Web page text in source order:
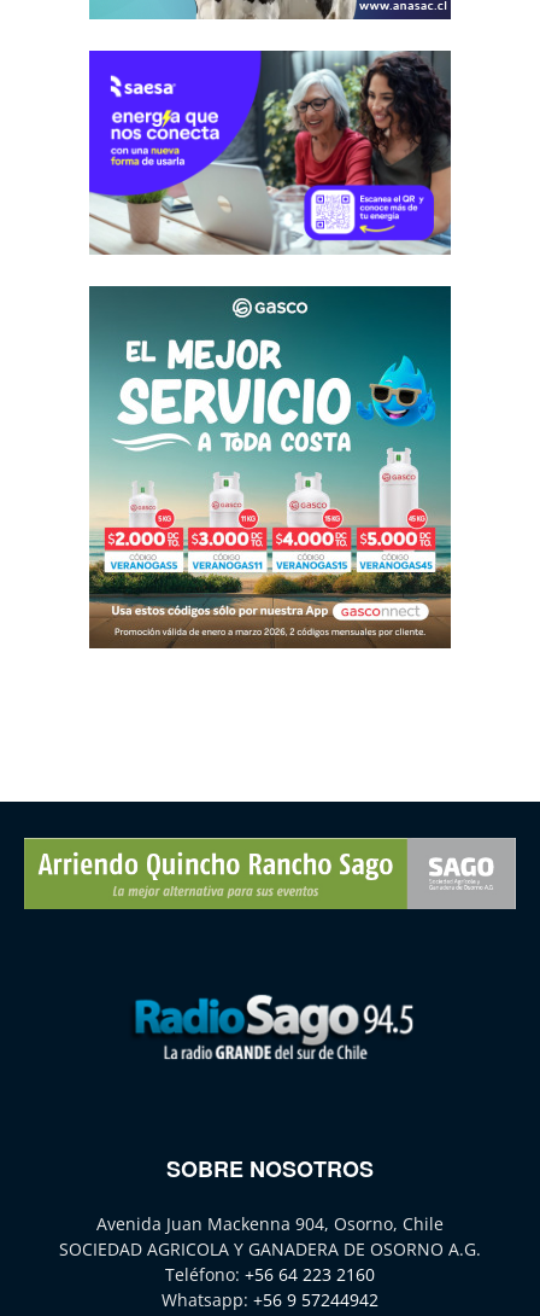
SOBRE NOSOTROS
Avenida Juan Mackenna 904, Osorno, Chile
SOCIEDAD AGRICOLA Y GANADERA DE OSORNO A.G.
Teléfono: +56 64 223 2160
Whatsapp: +56 9 57244942